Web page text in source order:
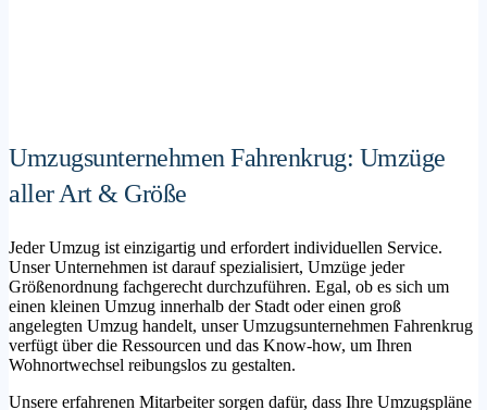
Umzugsunternehmen Fahrenkrug: Umzüge
aller Art & Größe
Jeder Umzug ist einzigartig und erfordert individuellen Service.
Unser Unternehmen ist darauf spezialisiert, Umzüge jeder
Größenordnung fachgerecht durchzuführen. Egal, ob es sich um
einen kleinen Umzug innerhalb der Stadt oder einen groß
angelegten Umzug handelt, unser Umzugsunternehmen Fahrenkrug
verfügt über die Ressourcen und das Know-how, um Ihren
Wohnortwechsel reibungslos zu gestalten.
Unsere erfahrenen Mitarbeiter sorgen dafür, dass Ihre Umzugspläne